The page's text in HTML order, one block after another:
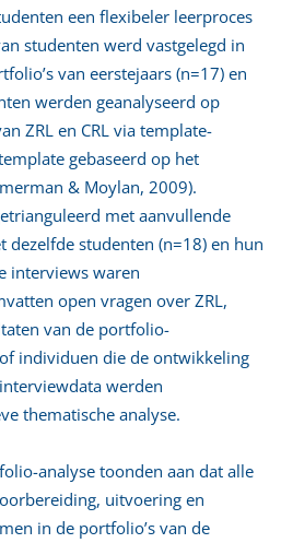
een flexibeler leerproces
studenten werd vastgelegd in
van eerstejaars (n=17) en
werden geanalyseerd op
ZRL en CRL via template-
gebaseerd op het
& Moylan, 2009).
met aanvullende
studenten (n=18) en hun
interviews waren
open vragen over ZRL,
van de portfolio-
individuen die de ontwikkeling
werden
thematische analyse.
analyse toonden aan dat alle
uitvoering en
in de portfolio’s van de